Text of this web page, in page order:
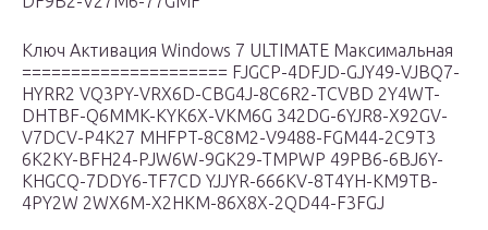
Ключ Активация Windows 7 ULTIMATE Максимальная
===================== FJGCP-4DFJD-GJY49-VJBQ7-
HYRR2 VQ3PY-VRX6D-CBG4J-8C6R2-TCVBD 2Y4WT-
DHTBF-Q6MMK-KYK6X-VKM6G 342DG-6YJR8-X92GV-
V7DCV-P4K27 MHFPT-8C8M2-V9488-FGM44-2C9T3
6K2KY-BFH24-PJW6W-9GK29-TMPWP 49PB6-6BJ6Y-
KHGCQ-7DDY6-TF7CD YJJYR-666KV-8T4YH-KM9TB-
4PY2W 2WX6M-X2HKM-86X8X-2QD44-F3FGJ